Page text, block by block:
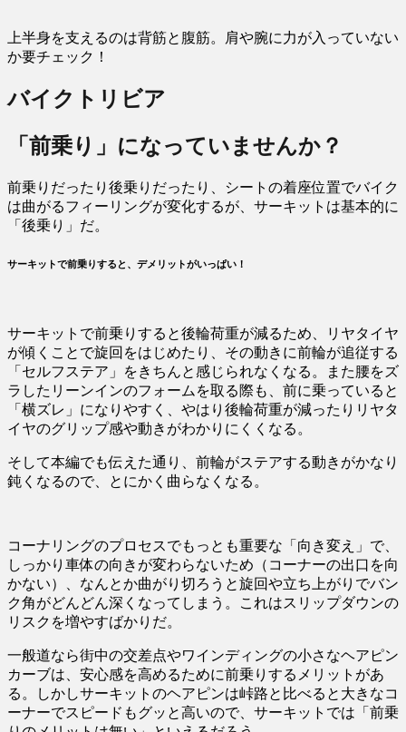
上半身を支えるのは背筋と腹筋。肩や腕に力が入っていない
か要チェック！
バイクトリビア
「前乗り」になっていませんか？
前乗りだったり後乗りだったり、シートの着座位置でバイク
は曲がるフィーリングが変化するが、サーキットは基本的に
「後乗り」だ。
サーキットで前乗りすると、デメリットがいっぱい！
サーキットで前乗りすると後輪荷重が減るため、リヤタイヤ
が傾くことで旋回をはじめたり、その動きに前輪が追従する
「セルフステア」をきちんと感じられなくなる。また腰をズ
ラしたリーンインのフォームを取る際も、前に乗っていると
「横ズレ」になりやすく、やはり後輪荷重が減ったりリヤタ
イヤのグリップ感や動きがわかりにくくなる。
そして本編でも伝えた通り、前輪がステアする動きがかなり
鈍くなるので、とにかく曲らなくなる。
コーナリングのプロセスでもっとも重要な「向き変え」で、
しっかり車体の向きが変わらないため（コーナーの出口を向
かない）、なんとか曲がり切ろうと旋回や立ち上がりでバン
ク角がどんどん深くなってしまう。これはスリップダウンの
リスクを増やすばかりだ。
一般道なら街中の交差点やワインディングの小さなヘアピン
カーブは、安心感を高めるために前乗りするメリットがあ
る。しかしサーキットのヘアピンは峠路と比べると大きなコ
ーナーでスピードもグッと高いので、サーキットでは「前乗